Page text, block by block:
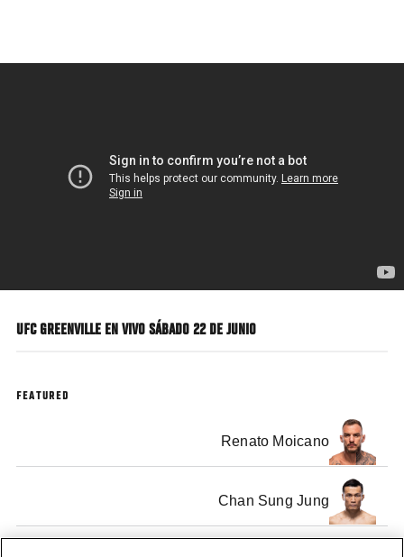
contenido
UFC GREENVILLE EN VIVO SÁBADO 22 DE JUNIO
FEATURED
Renato Moicano
Chan Sung Jung